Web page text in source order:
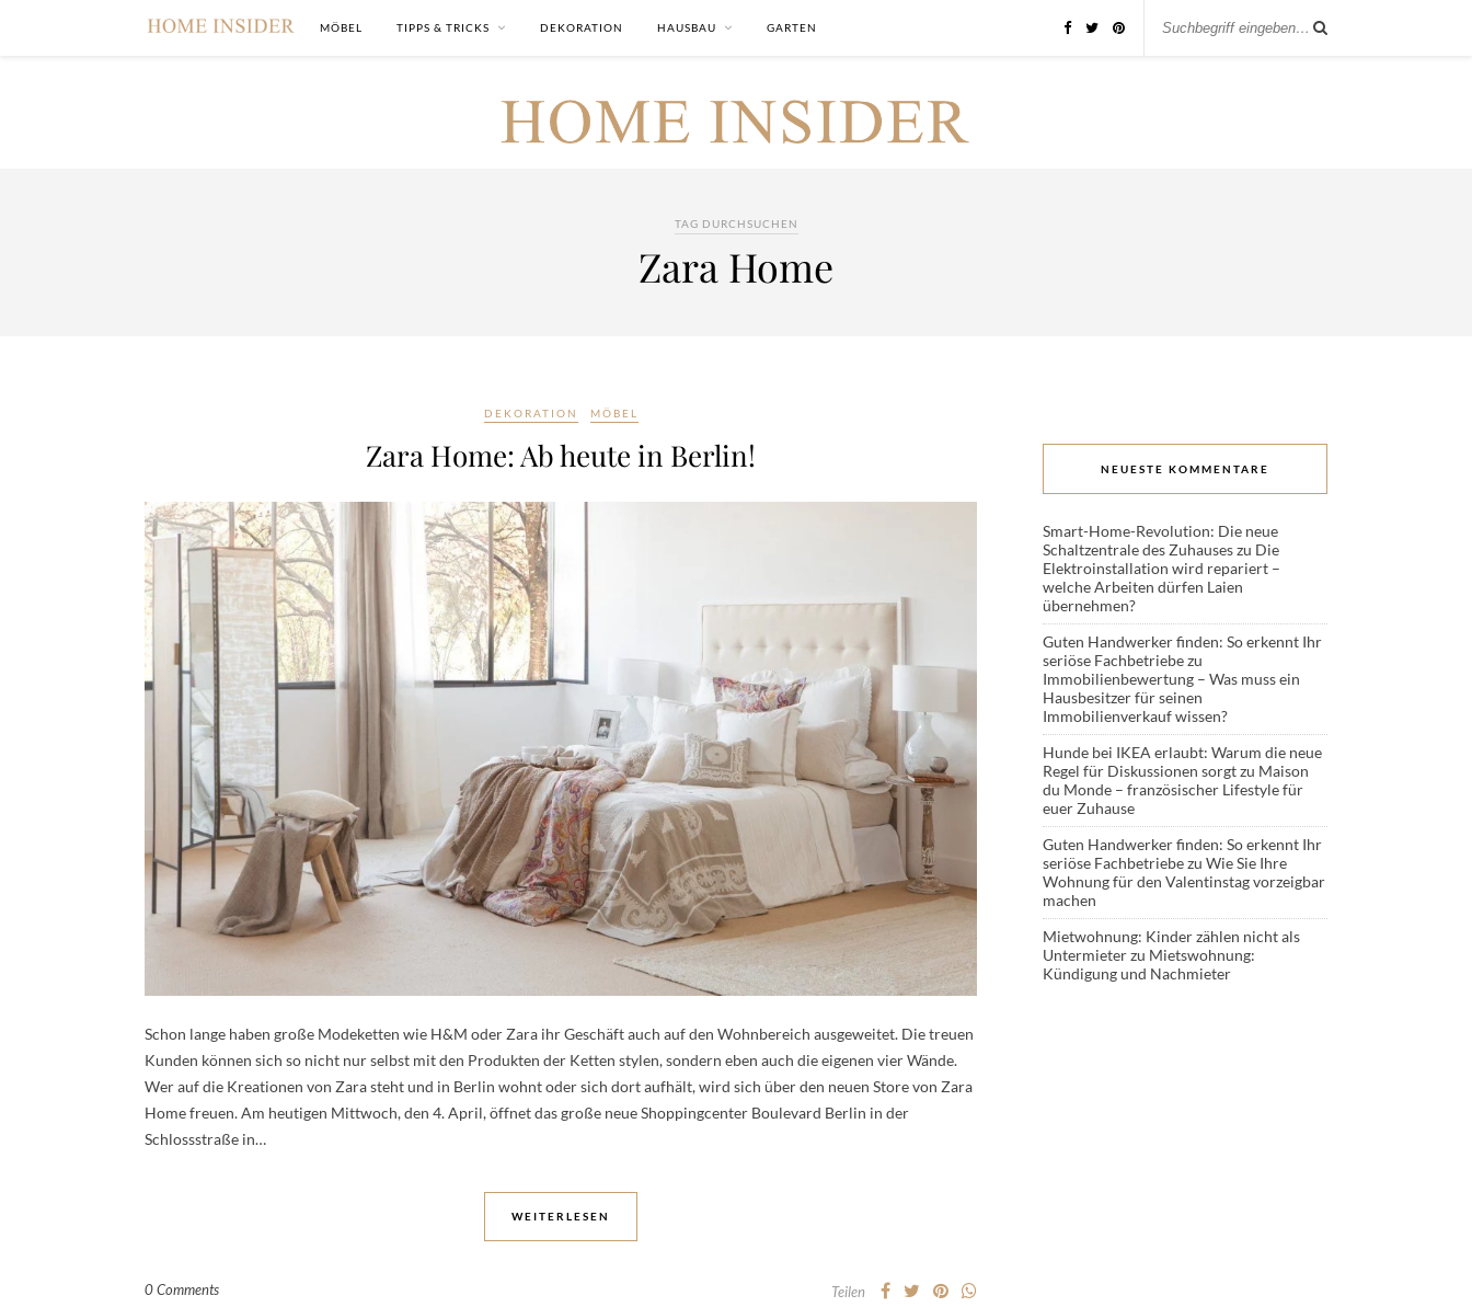
MÖBEL TIPPS & TRICKS DEKORATION HAUSBAU GARTEN
TAG DURCHSUCHEN
Zara Home
DEKORATION MÖBEL
Zara Home: Ab heute in Berlin!
Schon lange haben große Modeketten wie H&M oder Zara ihr Geschäft auch auf den Wohnbereich ausgeweitet. Die treuen
Kunden können sich so nicht nur selbst mit den Produkten der Ketten stylen, sondern eben auch die eigenen vier Wände.
Wer auf die Kreationen von Zara steht und in Berlin wohnt oder sich dort aufhält, wird sich über den neuen Store von Zara
Home freuen. Am heutigen Mittwoch, den 4. April, öffnet das große neue Shoppingcenter Boulevard Berlin in der
Schlossstraße in…
WEITERLESEN
0 Comments Teilen
NEUESTE KOMMENTARE
Smart-Home-Revolution: Die neue
Schaltzentrale des Zuhauseszu Die
Elektroinstallation wird repariert –
welche Arbeiten dürfen Laien
übernehmen?
Guten Handwerker finden: So erkennt Ihr
seriöse Fachbetriebezu
Immobilienbewertung – Was muss ein
Hausbesitzer für seinen
Immobilienverkauf wissen?
Hunde bei IKEA erlaubt: Warum die neue
Regel für Diskussionen sorgtzu Maison
du Monde – französischer Lifestyle für
euer Zuhause
Guten Handwerker finden: So erkennt Ihr
seriöse Fachbetriebezu Wie Sie Ihre
Wohnung für den Valentinstag vorzeigbar
machen
Mietwohnung: Kinder zählen nicht als
Untermieterzu Mietswohnung:
Kündigung und Nachmieter